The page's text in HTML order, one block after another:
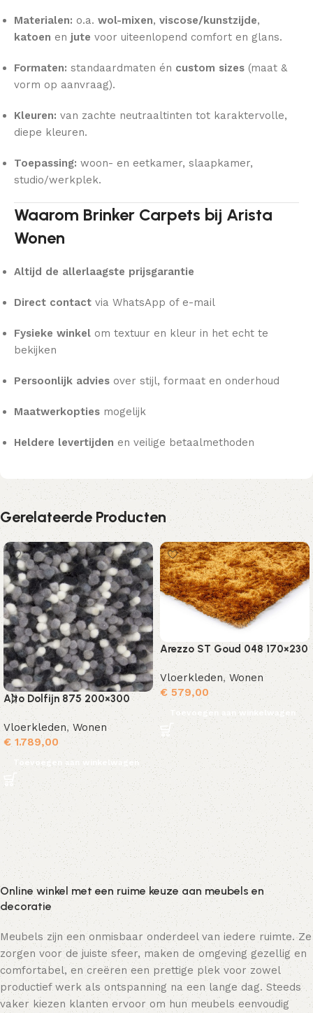
Materialen: o.a. wol-mixen, viscose/kunstzijde,
katoen en jute voor uiteenlopend comfort en glans.
Formaten: standaardmaten én custom sizes (maat &
vorm op aanvraag).
Kleuren: van zachte neutraaltinten tot karaktervolle,
diepe kleuren.
Toepassing: woon- en eetkamer, slaapkamer,
studio/werkplek.
Waarom Brinker Carpets bij Arista
Wonen
Altijd de allerlaagste prijsgarantie
Direct contact via WhatsApp of e-mail
Fysieke winkel om textuur en kleur in het echt te
bekijken
Persoonlijk advies over stijl, formaat en onderhoud
Maatwerkopties mogelijk
Heldere levertijden en veilige betaalmethoden
Gerelateerde Producten
Alto Dolfijn 875 200×300
Vloerkleden, Wonen
€ 1.789,00
Toevoegen aan winkelwagen
Arezzo ST Goud 048 170×230
Vloerkleden, Wonen
€579,00
Toevoegen aan winkelwagen
Online winkel met een ruime keuze aan meubels en
decoratie
Meubels zijn een onmisbaar onderdeel van iedere ruimte. Ze
zorgen voor de juiste sfeer, maken de omgeving gezellig en
comfortabel, en creëren een prettige plek voor zowel
productief werk als ontspanning na een lange dag. Steeds
vaker kiezen klanten ervoor om hun meubels eenvoudig